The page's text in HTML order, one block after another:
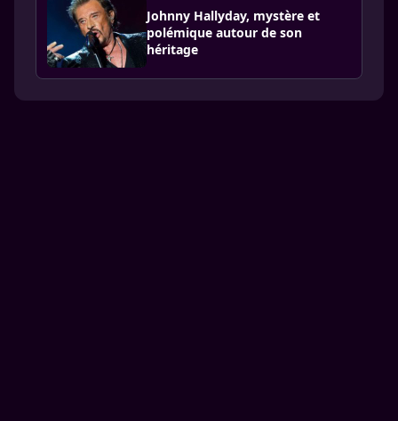
Johnny Hally­day, mystère et
polémique autour de son
héritage